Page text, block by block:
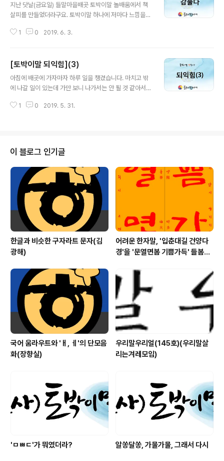
지난 닷날(금요일) 들말마을배곳 토박이말 놀배움에서 책
살피를 만들었더라구요. 토박이말 하나에 저마다 느낌을
박이말 가운데 한 아이가 고른 토박이말은 남다른 뜻이 있
수 있게 되었으면 좋겠다는 생각을 했습니다. 엿날 마침배
곳(대학원) 배움을 돕고 왔습니다. 저마다 마음이 가는 벼
름소(주제)를 가지고 톺아본 열매를 나누었습니다. 남들이
나아가는 게 보여서 도움을 주는 사람으로서 보람을 느낄
1 0 2019. 6. 3.
[토박이말 되익힘](3)
아침에 배곳에 가자마자 하루 일을 챙겼습니다. 마치고 밖
에 나갈 일이 있는데 가만 보니 나가서는 안 될 것 같아서
그런데 말틀(전화)을 끊자마자 제가 잘못 알고 있다는 것을
가는 바람에 다른 일을 챙길 겨를이 났습니다. 해 달라는 것
도 있었고 보낼 것도 있었습니다. 일을 하느라 때새(시간)
가는 줄 몰랐는데 어느새 낮밥(점심) 때가 되어 있었습니
다. 배꼽 때틀(시계)이 먼저 알려주긴 했지만 일을 하느라
참았다고 할 수 있습니다. 낮밥을 맛있게 먹고와서 다시 셈
틀(컴퓨터)에 앉았..
1 0 2019. 5. 31.
이 블로그 인기글
한글과 비슷한 구자라트 문자(김
광해)
어려운 한자말, '입춘대길 건양다
경'을 '문열면봄 기쁨가득' 들봄빎
국어 움라우트와 'ㅐ, ㅔ'의 단모음
화(장향실)
우리말우리얼(145호)(우리말살
리는겨레모임)
'ㅁㅃㄷ'가 뭐였더라? 알쏭달쏭, 가물가물, 그래서 다시